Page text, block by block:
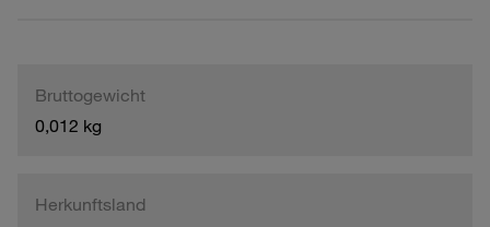
Bruttogewicht
0,012 kg
Herkunftsland